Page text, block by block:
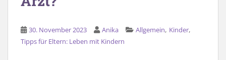
30. November 2023 Anika Allgemein, Kinder,
Tipps für Eltern: Leben mit Kindern